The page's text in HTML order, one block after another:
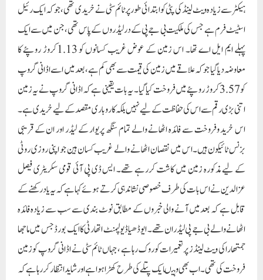
ہیکٹر سے زیادہ ویٹ لینڈ کی پٹی کو ابتدائی طور پر ٹائم سٹی نے خریدی تھی ، جو کہ ایک رئیل
اسٹیٹ فرم ہے جس کی ملکیت بی جے پی کے در لیڈروں کے پاس تھی، جن میں سے ایک
پہلے ایم ایل اے تھا۔ اس زمین کے عوض غریب کسانوں کو 1.13کروڑ روپئے کا
معاوضہ دیا گیا جو کہ علاقے میں زمین کی قیمت سے بھی کم ہے ، بعد میں اسے اڈانی گروپ
کو 3.57کروڑ روپئے میں فروخت کیا گیا۔ یہ بات یقینی ہے کہ اڈانی گروپ نے یہ زمین
اتنی بڑی رقم سے اس کی حفاظت کے لیے نہیں بلکہ کاروباری مقصد کے لیے خریدی ہے۔
اس خرید وفروخت سے فائدہ اٹھانے والے تمام سنگھ پریوار کے لیڈر اور ان کے قریبی
بزنس ٹائیکون ہیں۔اس میں نقصان اٹھانے والے غریب کسان ہین جو اپنی روزی روٹی
کے لیے مذکورہ زمین میں کاشت کررہے تھے۔ ایس ڈی پی آئی قومی سکریٹری فیصل
عزالدین نے اس بات کی طرف خصوصی نشاندہی کرتے ہوئے کہا ہے کہ یہ یاد رکھنے کے
قابل ہے کہ بعدمیں آنے والی خبروں کے مطابق نوٹ بندی سے سب سے زیادہ فائدہ
اٹھانے والے بی جے پی لیڈران تھے۔ ایوڈھیا ڈیولپمنٹ اتھارٹی کا ایک بورڈ جس میں ماجھا
جمتھارا کی ویٹ لینڈز پرتعمیرات کو روک رہا ہے ، جہاں ٹائم سٹی نے اڈانی گروپ کو زمین
فروخت کی تھی۔ اب بھی وہیںایک پتلے کی طرح کھڑا ہوا ہے اور شاید انتظار کررہا ہے کہ